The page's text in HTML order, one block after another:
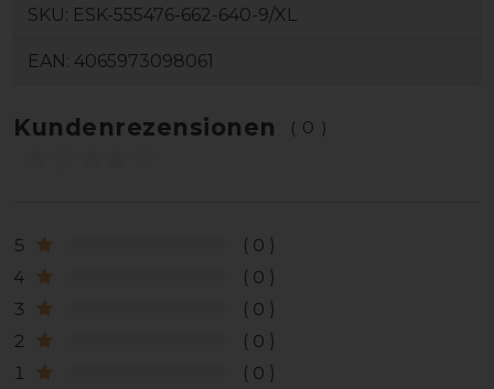
SKU: ESK-555476-662-640-9/XL
EAN: 4065973098061
Kundenrezensionen (0)
5
0
4
0
3
0
2
0
1
0